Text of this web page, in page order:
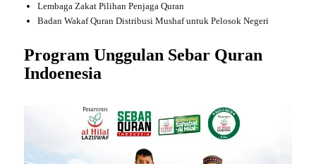
Lembaga Zakat Pilihan Penjaga Quran
Badan Wakaf Quran Distribusi Mushaf untuk Pelosok Negeri
Program Unggulan Sebar Quran
Indoenesia